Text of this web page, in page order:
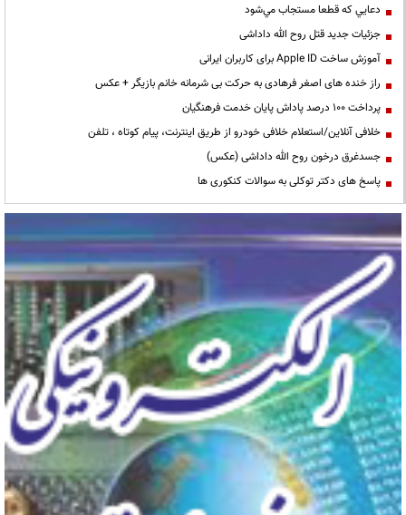
دعايي كه قطعا مستجاب مي‌شود
جزئیات جدید قتل روح الله داداشی
آموزش ساخت Apple ID برای کاربران ایرانی
راز خنده های اصغر فرهادی به حرکت بی شرمانه خانم بازیگر + عکس
پرداخت ۱۰۰ درصد پاداش پایان خدمت فرهنگیان
خلافی آنلاین/استعلام خلافی خودرو از طریق اینترنت، پیام کوتاه ، تلفن
جسدغرق درخون روح الله داداشی (عکس)
پاسخ های دکتر توکلی به سوالات کنکوری ها